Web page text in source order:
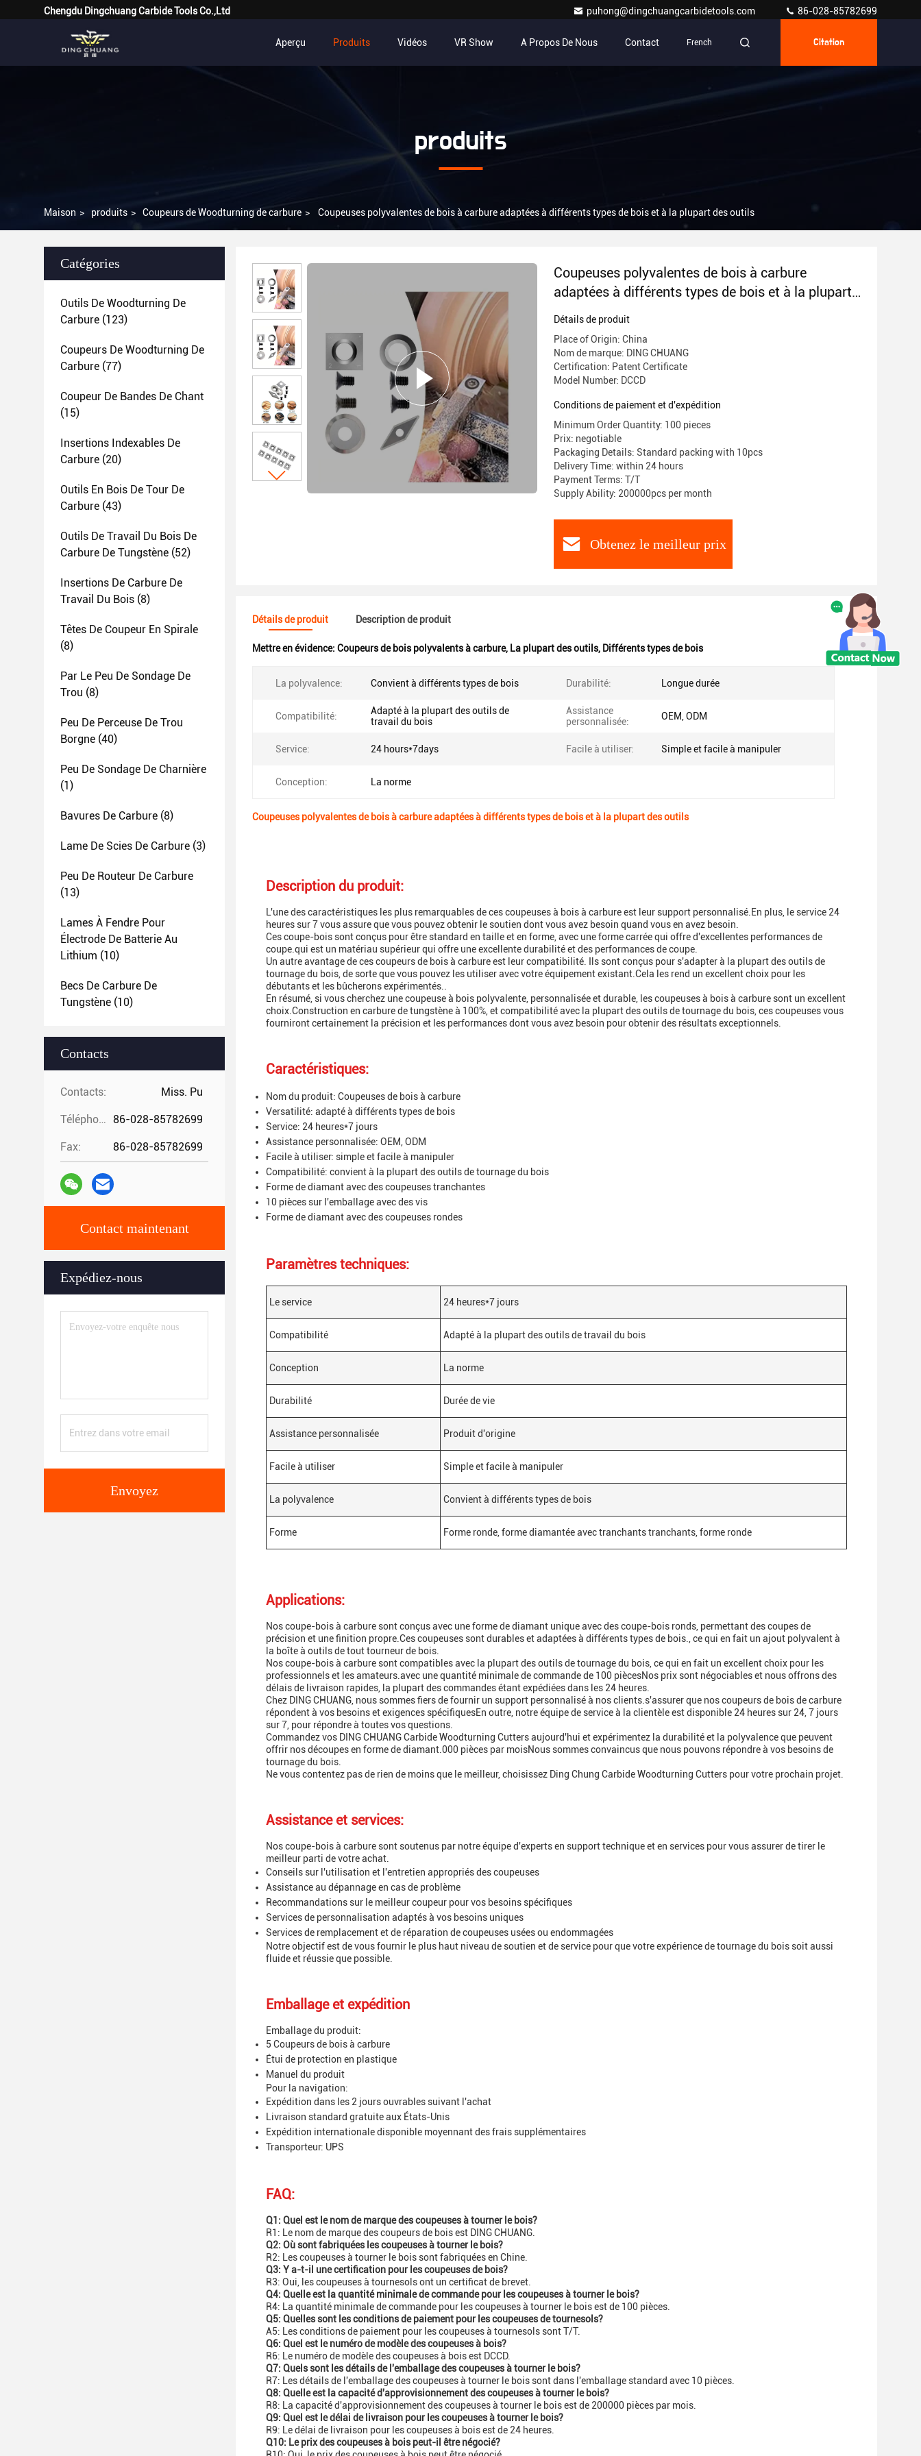
Chengdu Dingchuang Carbide Tools Co.,Ltd puhong@dingchuangcarbidetools.com 86-028-85782699
Aperçu Produits Vidéos VR Show A Propos De Nous Contact French Citation
produits
Maison > produits > Coupeurs de Woodturning de carbure > Coupeuses polyvalentes de bois à carbure adaptées à différents types de bois et à la plupart des outils
Catégories
Outils De Woodturning De
Carbure (123)
Coupeurs De Woodturning De
Carbure (77)
Coupeur De Bandes De Chant
(15)
Insertions Indexables De
Carbure (20)
Outils En Bois De Tour De
Carbure (43)
Outils De Travail Du Bois De
Carbure De Tungstène (52)
Insertions De Carbure De
Travail Du Bois (8)
Têtes De Coupeur En Spirale
(8)
Par Le Peu De Sondage De
Trou (8)
Peu De Perceuse De Trou
Borgne (40)
Peu De Sondage De Charnière
(1)
Bavures De Carbure (8)
Lame De Scies De Carbure (3)
Peu De Routeur De Carbure
(13)
Lames À Fendre Pour
Électrode De Batterie Au
Lithium (10)
Becs De Carbure De
Tungstène (10)
Contacts
Contacts: Miss. Pu
Téléphone: 86-028-85782699
Fax: 86-028-85782699
Contact maintenant
Expédiez-nous
Envoyez
Coupeuses polyvalentes de bois à carbure
adaptées à différents types de bois et à la plupart
des outils
Détails de produit
Place of Origin: China
Nom de marque: DING CHUANG
Certification: Patent Certificate
Model Number: DCCD
Conditions de paiement et d'expédition
Minimum Order Quantity: 100 pieces
Prix: negotiable
Packaging Details: Standard packing with 10pcs
Delivery Time: within 24 hours
Payment Terms: T/T
Supply Ability: 200000pcs per month
Obtenez le meilleur prix
Détails de produit Description de produit
Mettre en évidence: Coupeurs de bois polyvalents à carbure, La plupart des outils, Différents types de bois
La polyvalence: Convient à différents types de bois Durabilité: Longue durée
Compatibilité:
Adapté à la plupart des outils de
travail du bois
Assistance
personnalisée:
OEM, ODM
Service: 24 hours*7days Facile à utiliser: Simple et facile à manipuler
Conception: La norme
Coupeuses polyvalentes de bois à carbure adaptées à différents types de bois et à la plupart des outils
Description du produit:
L'une des caractéristiques les plus remarquables de ces coupeuses à bois à carbure est leur support personnalisé.En plus, le service 24
heures sur 7 vous assure que vous pouvez obtenir le soutien dont vous avez besoin quand vous en avez besoin.
Ces coupe-bois sont conçus pour être standard en taille et en forme, avec une forme carrée qui offre d'excellentes performances de
coupe.qui est un matériau supérieur qui offre une excellente durabilité et des performances de coupe.
Un autre avantage de ces coupeurs de bois à carbure est leur compatibilité. Ils sont conçus pour s'adapter à la plupart des outils de
tournage du bois, de sorte que vous pouvez les utiliser avec votre équipement existant.Cela les rend un excellent choix pour les
débutants et les bûcherons expérimentés..
En résumé, si vous cherchez une coupeuse à bois polyvalente, personnalisée et durable, les coupeuses à bois à carbure sont un excellent
choix.Construction en carbure de tungstène à 100%, et compatibilité avec la plupart des outils de tournage du bois, ces coupeuses vous
fourniront certainement la précision et les performances dont vous avez besoin pour obtenir des résultats exceptionnels.
Caractéristiques:
Nom du produit: Coupeuses de bois à carbure
Versatilité: adapté à différents types de bois
Service: 24 heures*7 jours
Assistance personnalisée: OEM, ODM
Facile à utiliser: simple et facile à manipuler
Compatibilité: convient à la plupart des outils de tournage du bois
Forme de diamant avec des coupeuses tranchantes
10 pièces sur l'emballage avec des vis
Forme de diamant avec des coupeuses rondes
Paramètres techniques:
Le service 24 heures*7 jours
Compatibilité Adapté à la plupart des outils de travail du bois
Conception La norme
Durabilité Durée de vie
Assistance personnalisée Produit d'origine
Facile à utiliser Simple et facile à manipuler
La polyvalence Convient à différents types de bois
Forme Forme ronde, forme diamantée avec tranchants tranchants, forme ronde
Applications:
Nos coupe-bois à carbure sont conçus avec une forme de diamant unique avec des coupe-bois ronds, permettant des coupes de
précision et une finition propre.Ces coupeuses sont durables et adaptées à différents types de bois., ce qui en fait un ajout polyvalent à
la boîte à outils de tout tourneur de bois.
Nos coupe-bois à carbure sont compatibles avec la plupart des outils de tournage du bois, ce qui en fait un excellent choix pour les
professionnels et les amateurs.avec une quantité minimale de commande de 100 piècesNos prix sont négociables et nous offrons des
délais de livraison rapides, la plupart des commandes étant expédiées dans les 24 heures.
Chez DING CHUANG, nous sommes fiers de fournir un support personnalisé à nos clients.s'assurer que nos coupeurs de bois de carbure
répondent à vos besoins et exigences spécifiquesEn outre, notre équipe de service à la clientèle est disponible 24 heures sur 24, 7 jours
sur 7, pour répondre à toutes vos questions.
Commandez vos DING CHUANG Carbide Woodturning Cutters aujourd'hui et expérimentez la durabilité et la polyvalence que peuvent
offrir nos découpes en forme de diamant.000 pièces par moisNous sommes convaincus que nous pouvons répondre à vos besoins de
tournage du bois.
Ne vous contentez pas de rien de moins que le meilleur, choisissez Ding Chung Carbide Woodturning Cutters pour votre prochain projet.
Assistance et services:
Nos coupe-bois à carbure sont soutenus par notre équipe d'experts en support technique et en services pour vous assurer de tirer le
meilleur parti de votre achat.
Conseils sur l'utilisation et l'entretien appropriés des coupeuses
Assistance au dépannage en cas de problème
Recommandations sur le meilleur coupeur pour vos besoins spécifiques
Services de personnalisation adaptés à vos besoins uniques
Services de remplacement et de réparation de coupeuses usées ou endommagées
Notre objectif est de vous fournir le plus haut niveau de soutien et de service pour que votre expérience de tournage du bois soit aussi
fluide et réussie que possible.
Emballage et expédition
Emballage du produit:
5 Coupeurs de bois à carbure
Étui de protection en plastique
Manuel du produit
Pour la navigation:
Expédition dans les 2 jours ouvrables suivant l'achat
Livraison standard gratuite aux États-Unis
Expédition internationale disponible moyennant des frais supplémentaires
Transporteur: UPS
FAQ:
Q1: Quel est le nom de marque des coupeuses à tourner le bois?
R1: Le nom de marque des coupeurs de bois est DING CHUANG.
Q2: Où sont fabriquées les coupeuses à tourner le bois?
R2: Les coupeuses à tourner le bois sont fabriquées en Chine.
Q3: Y a-t-il une certification pour les coupeuses de bois?
R3: Oui, les coupeuses à tournesols ont un certificat de brevet.
Q4: Quelle est la quantité minimale de commande pour les coupeuses à tourner le bois?
R4: La quantité minimale de commande pour les coupeuses à tourner le bois est de 100 pièces.
Q5: Quelles sont les conditions de paiement pour les coupeuses de tournesols?
A5: Les conditions de paiement pour les coupeuses à tournesols sont T/T.
Q6: Quel est le numéro de modèle des coupeuses à bois?
R6: Le numéro de modèle des coupeuses à bois est DCCD.
Q7: Quels sont les détails de l'emballage des coupeuses à tourner le bois?
R7: Les détails de l'emballage des coupeuses à tourner le bois sont dans l'emballage standard avec 10 pièces.
Q8: Quelle est la capacité d'approvisionnement des coupeuses à tourner le bois?
R8: La capacité d'approvisionnement des coupeuses à tourner le bois est de 200000 pièces par mois.
Q9: Quel est le délai de livraison pour les coupeuses à tourner le bois?
R9: Le délai de livraison pour les coupeuses à bois est de 24 heures.
Q10: Le prix des coupeuses à bois peut-il être négocié?